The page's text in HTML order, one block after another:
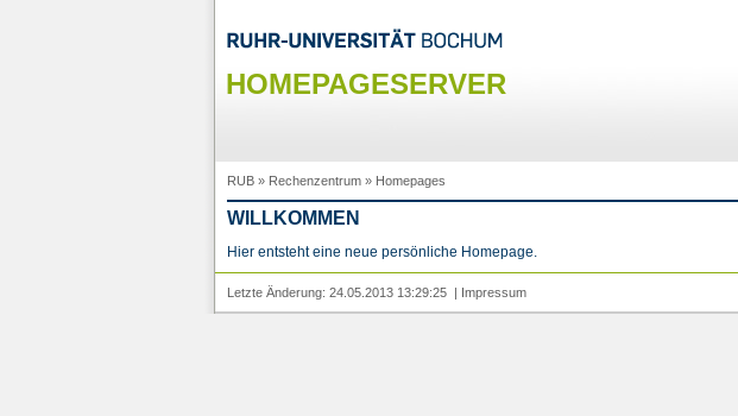
HOMEPAGESERVER
RUB» Rechenzentrum» Homepages
WILLKOMMEN
Hier entsteht eine neue persönliche Homepage.
Letzte Änderung: 24.05.2013 13:29:25 | Impressum